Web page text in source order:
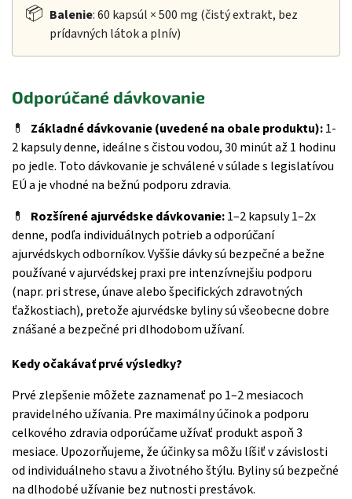
📦 Balenie: 60 kapsúl × 500 mg (čistý extrakt, bez
prídavných látok a plnív)
Odporúčané dávkovanie
💊 Základné dávkovanie (uvedené na obale produktu):1-
2 kapsuly denne, ideálne s čistou vodou, 30 minút až 1 hodinu
po jedle. Toto dávkovanie je schválené v súlade s legislatívou
EÚ a je vhodné na bežnú podporu zdravia.
💊
Rozšírené ajurvédske dávkovanie:1–2 kapsuly 1–2x
denne, podľa individuálnych potrieb a odporúčaní
ajurvédskych odborníkov. Vyššie dávky sú bezpečné a bežne
používané v ajurvédskej praxi pre intenzívnejšiu podporu
(napr. pri strese, únave alebo špecifických zdravotných
ťažkostiach), pretože ajurvédske byliny sú všeobecne dobre
znášané a bezpečné pri dlhodobom užívaní.
Kedy očakávať prvé výsledky?
Prvé zlepšenie môžete zaznamenať po 1–2 mesiacoch
pravidelného užívania. Pre maximálny účinok a podporu
celkového zdravia odporúčame užívať produkt aspoň 3
mesiace. Upozorňujeme, že účinky sa môžu líšiť v závislosti
od individuálneho stavu a životného štýlu. Byliny sú bezpečné
na dlhodobé užívanie bez nutnosti prestávok.